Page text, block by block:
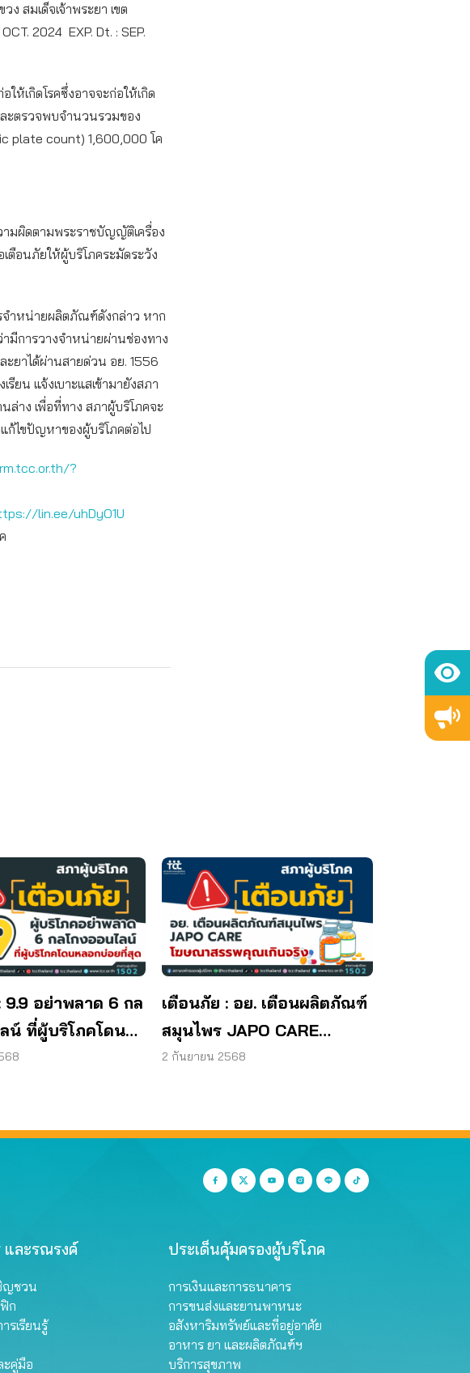
สมเด็จเจ้าพระยา เขต
2024 EXP. Dt. : SEP.
ห้เกิดโรคซึ่งอาจจะก่อให้เกิด
ะตรวจพบจำนวนรวมของ
plate count) 1,600,000 โค
ามผิดตามพระราชบัญญัติเครื่อง
ตือนภัยให้ผู้บริโภคระมัดระวัง
รจำหน่ายผลิตภัณฑ์ดังกล่าว หาก
การวางจำหน่ายผ่านช่องทาง
ะยาได้ผ่านสายด่วน อย. 1556
รียน แจ้งเบาะแสเข้ามายังสภา
ล่าง เพื่อที่ทาง สภาผู้บริโภคจะ
ก้ไขปัญหาของผู้บริโภคต่อไป
?
lin.ee/uhDyO1U
9.9 อย่าพลาด 6 กล
น์ ที่ผู้บริโภคโดน
สุด
เตือนภัย : อย. เตือนผลิตภัณฑ์
สมุนไพร JAPO CARE
โฆษณาสรรพคุณเกินจริง
2 กันยายน 2568
และรณรงค์
ญชวน
ก
รเรียนรู้
คู่มือ
ประเด็นคุ้มครองผู้บริโภค
การเงินและการธนาคาร
การขนส่งและยานพาหนะ
อสังหาริมทรัพย์และที่อยู่อาศัย
อาหาร ยา และผลิตภัณฑ์ฯ
บริการสุขภาพ